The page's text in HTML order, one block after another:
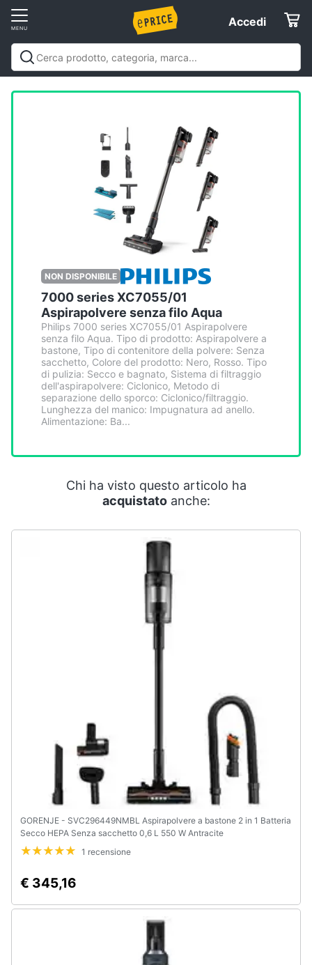
Accedi
Accedi
NON DISPONIBILE
7000 series XC7055/01
Aspirapolvere senza filo Aqua
Philips 7000 series XC7055/01 Aspirapolvere
senza filo Aqua. Tipo di prodotto: Aspirapolvere a
bastone, Tipo di contenitore della polvere: Senza
sacchetto, Colore del prodotto: Nero, Rosso. Tipo
di pulizia: Secco e bagnato, Sistema di filtraggio
dell'aspirapolvere: Ciclonico, Metodo di
separazione dello sporco: Ciclonico/filtraggio.
Lunghezza del manico: Impugnatura ad anello.
Alimentazione: Ba...
Chi ha visto questo articolo ha
acquistatoanche:
GORENJE - SVC296449NMBL Aspirapolvere a bastone 2 in 1 Batteria
Secco HEPA Senza sacchetto 0,6 L 550 W Antracite
1 recensione
€ 345,16